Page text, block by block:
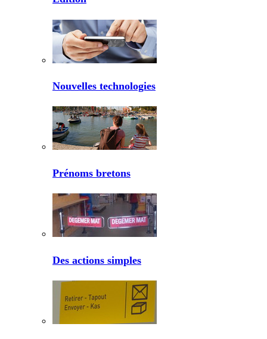
Nouvelles technologies
Prénoms bretons
Des actions simples